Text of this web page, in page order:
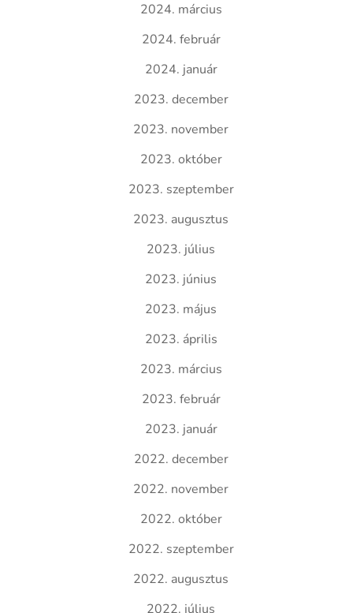
2024. március
2024. február
2024. január
2023. december
2023. november
2023. október
2023. szeptember
2023. augusztus
2023. július
2023. június
2023. május
2023. április
2023. március
2023. február
2023. január
2022. december
2022. november
2022. október
2022. szeptember
2022. augusztus
2022. július